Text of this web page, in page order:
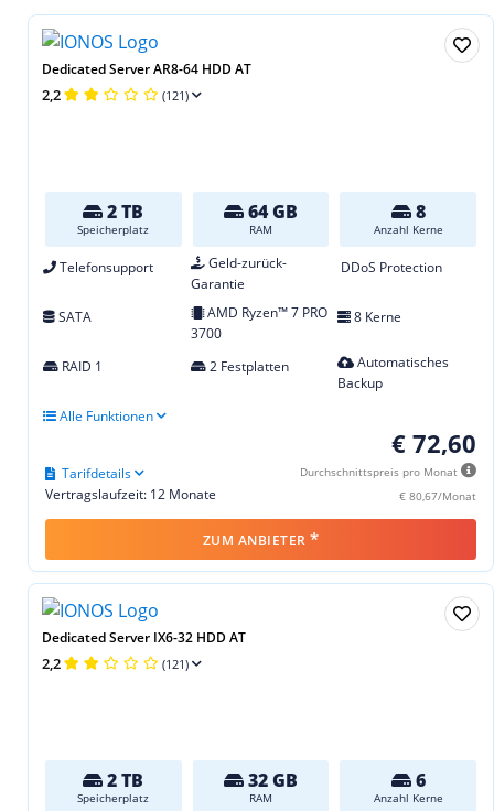
Dedicated Server AR8-64 HDD AT
2,2 (121)
2 TB
Speicherplatz
64 GB
RAM
8
Anzahl Kerne
Telefonsupport
Geld-zurück-
Garantie
DDoS Protection
SATA
AMD Ryzen™ 7 PRO
3700
8 Kerne
RAID 1 2 Festplatten
Automatisches
Backup
Alle Funktionen
€ 72,60
Durchschnittspreis pro Monat
€ 80,67/Monat
Vertragslaufzeit: 12 Monate
Tarifdetails
ZUM ANBIETER *
Dedicated Server IX6-32 HDD AT
2,2 (121)
2 TB
Speicherplatz
32 GB
RAM
6
Anzahl Kerne